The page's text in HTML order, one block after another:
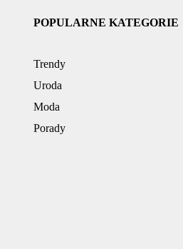
POPULARNE KATEGORIE
Trendy
Uroda
Moda
Porady